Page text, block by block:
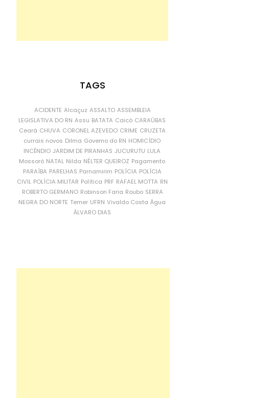
TAGS
ACIDENTE Alcaçuz ASSALTO ASSEMBLEIA
LEGISLATIVA DO RN Assu BATATA Caicó CARAÚBAS
Ceará CHUVA CORONEL AZEVEDO CRIME CRUZETA
currais novos Dilma Governo do RN HOMICÍDIO
INCÊNDIO JARDIM DE PIRANHAS JUCURUTU LULA
Mossoró NATAL Nilda NÉLTER QUEIROZ Pagamento
PARAÍBA PARELHAS Parnamirim POLÍCIA POLÍCIA
CIVIL POLÍCIA MILITAR Política PRF RAFAEL MOTTA RN
ROBERTO GERMANO Robinson Faria Roubo SERRA
NEGRA DO NORTE Temer UFRN Vivaldo Costa Água
ÁLVARO DIAS